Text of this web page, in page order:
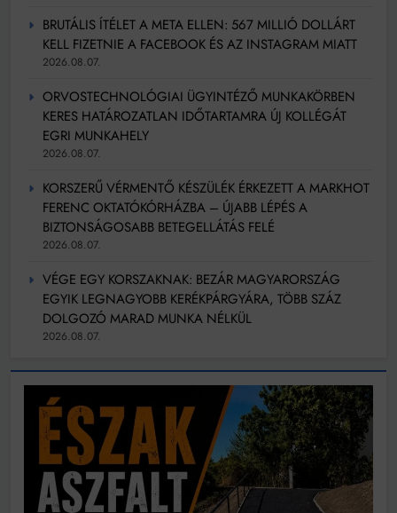
BRUTÁLIS ÍTÉLET A META ELLEN: 567 MILLIÓ DOLLÁRT
KELL FIZETNIE A FACEBOOK ÉS AZ INSTAGRAM MIATT
2026.08.07.
ORVOSTECHNOLÓGIAI ÜGYINTÉZŐ MUNKAKÖRBEN
KERES HATÁROZATLAN IDŐTARTAMRA ÚJ KOLLÉGÁT
EGRI MUNKAHELY
2026.08.07.
KORSZERŰ VÉRMENTŐ KÉSZÜLÉK ÉRKEZETT A MARKHOT
FERENC OKTATÓKÓRHÁZBA – ÚJABB LÉPÉS A
BIZTONSÁGOSABB BETEGELLÁTÁS FELÉ
2026.08.07.
VÉGE EGY KORSZAKNAK: BEZÁR MAGYARORSZÁG
EGYIK LEGNAGYOBB KERÉKPÁRGYÁRA, TÖBB SZÁZ
DOLGOZÓ MARAD MUNKA NÉLKÜL
2026.08.07.